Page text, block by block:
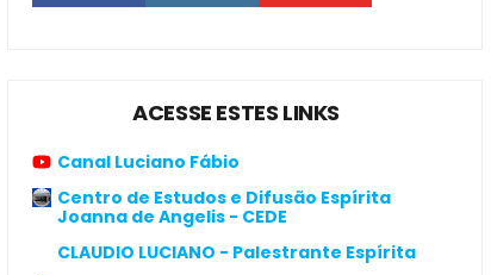
ACESSE ESTES LINKS
Canal Luciano Fábio
Centro de Estudos e Difusão Espírita
Joanna de Angelis - CEDE
CLAUDIO LUCIANO - Palestrante Espírita